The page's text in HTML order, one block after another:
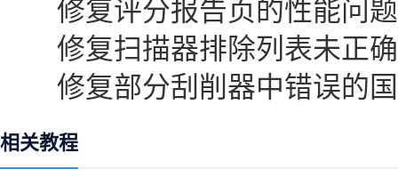
修复评分报告页的性能问
修复扫描器排除列表未正确
修复部分刮削器中错误的国
相关教程